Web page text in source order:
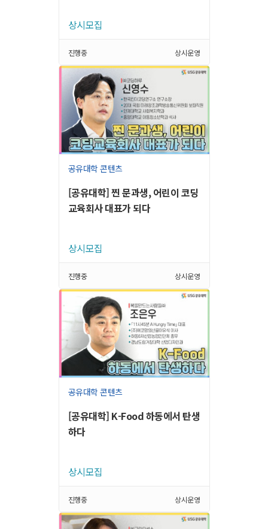
상시모집
진행중 상시운영
공유대학 콘텐츠
[공유대학] 찐 문과생, 어린이 코딩
교육회사 대표가 되다
상시모집
진행중 상시운영
공유대학 콘텐츠
[공유대학] K-Food 하동에서 탄생
하다
상시모집
진행중 상시운영